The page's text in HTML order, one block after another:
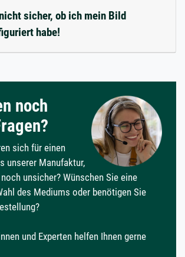
sicher, ob ich mein Bild
habe!
noch
sich für einen
unserer Manufaktur,
unsicher? Wünschen Sie eine
des Mediums oder benötigen Sie
und Experten helfen Ihnen gerne